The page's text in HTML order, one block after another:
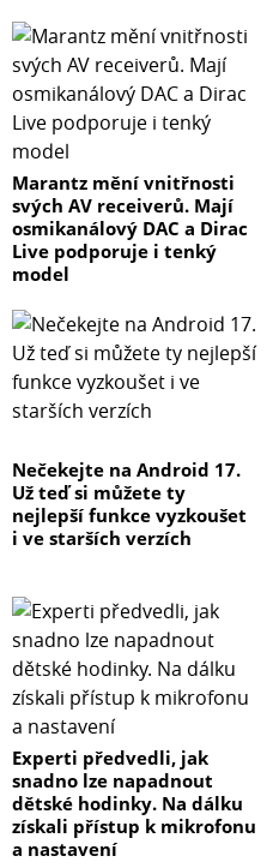
Operační systém: iPadOS 18
Barva: vesmírně šedá
Hmotnost: 460 g
Marantz mění vnitřnosti
svých AV receiverů. Mají
osmikanálový DAC a Dirac
Live podporuje i tenký
model
Nečekejte na Android 17.
Už teď si můžete ty
nejlepší funkce vyzkoušet
i ve starších verzích
Experti předvedli, jak
snadno lze napadnout
dětské hodinky. Na dálku
získali přístup k mikrofonu
a nastavení